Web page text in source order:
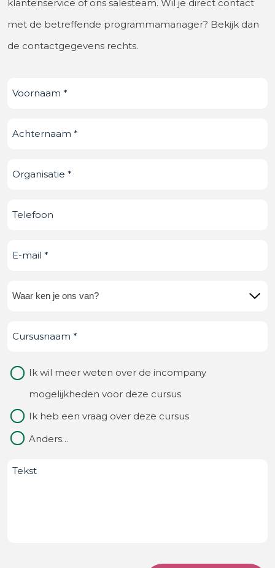
klantenservice of ons salesteam. Wil je direct contact
met de betreffende programmamanager? Bekijk dan
de contactgegevens rechts.
Voornaam (Vereist)
Achternaam (Vereist)
Organisatie(Vereist)
Telefoonnummer
E-
Waar
je
van?
(Vereist)
Cursusnaam (Vereist)
Waarom
contact
Ik wil meer weten over de incompany
mogelijkheden voor deze cursus
Ik heb een vraag over deze cursus
Anders…
Bericht